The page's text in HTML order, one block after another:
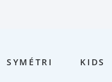
SYMÉTRI KIDS